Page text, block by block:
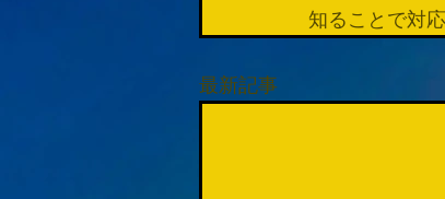
知ることで対
最新記事